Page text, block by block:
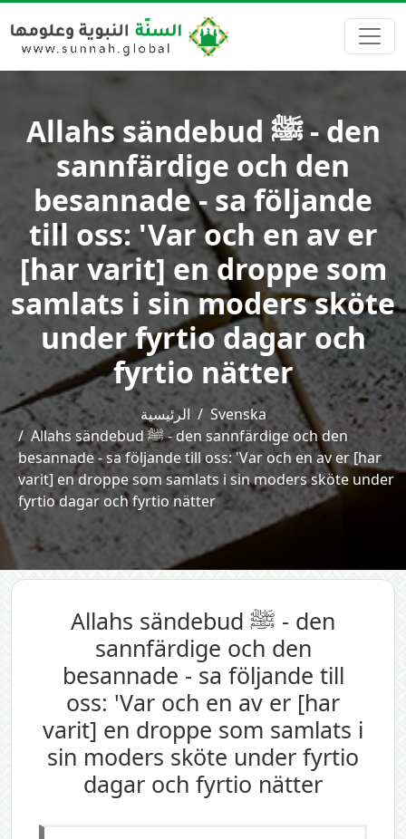
Allahs sändebud ﷺ - den
sannfärdige och den
besannade - sa följande
till oss: 'Var och en av er
[har varit] en droppe som
samlats i sin moders sköte
under fyrtio dagar och
fyrtio nätter
الرئيسية
Svenska
Allahs sändebud ﷺ - den sannfärdige och den
besannade - sa följande till oss: 'Var och en av er [har
varit] en droppe som samlats i sin moders sköte under
fyrtio dagar och fyrtio nätter
Allahs sändebud ﷺ - den
sannfärdige och den
besannade - sa följande till
oss: 'Var och en av er [har
varit] en droppe som samlats i
sin moders sköte under fyrtio
dagar och fyrtio nätter